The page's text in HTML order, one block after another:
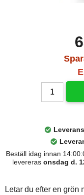
Beställ idag innan
levereras onsdag d.
Letar du efter en grön